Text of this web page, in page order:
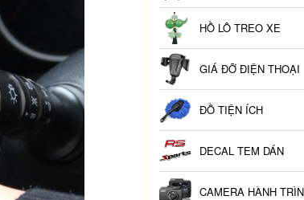
HỒ LÔ TREO XE
GIÁ ĐỠ ĐIỆN THOẠI
ĐỒ TIỆN ÍCH
DECAL TEM DÁN
CAMERA HÀNH